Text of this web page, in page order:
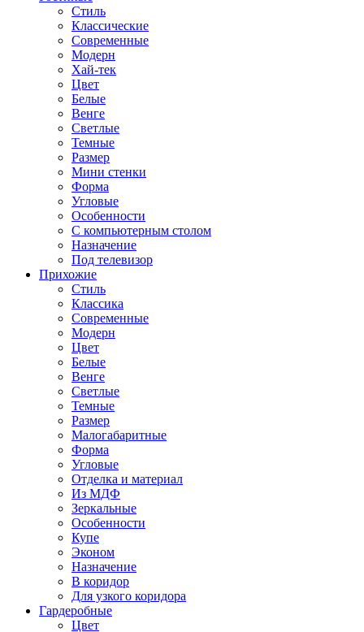
Стиль
Классические
Современные
Модерн
Хай-тек
Цвет
Белые
Венге
Светлые
Темные
Размер
Мини стенки
Форма
Угловые
Особенности
С компьютерным столом
Назначение
Под телевизор
Прихожие
Стиль
Классика
Современные
Модерн
Цвет
Белые
Венге
Светлые
Темные
Размер
Малогабаритные
Форма
Угловые
Отделка и материал
Из МДФ
Зеркальные
Особенности
Купе
Эконом
Назначение
В коридор
Для узкого коридора
Гардеробные
Цвет